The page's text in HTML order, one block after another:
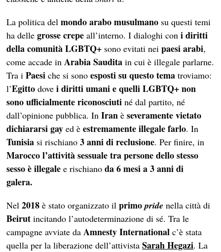
La politica delmondo arabo musulmano su questi temi
ha dellegrosse crepe all’interno. I dialoghi coni diritti
della comunità LGBTQ+ sono evitati neipaesi arabi,
come accade inArabia Saudita in cui è illegale parlarne.
Tra iPaesi che si sonoesposti su questo tema troviamo:
l’Egitto dovei diritti umani e quelli LGBTQ+ non
sono ufficialmente riconosciuti né dal partito, né
dall’opinione pubblica. InIran èseveramente vietato
dichiararsi gay ed è estremamente illegale farlo. In
Tunisia si rischiano 3 anni di reclusione. Per finire, in
Marocco l’attività sessuale tra persone dello stesso
sesso è illegalee rischianoda 6 mesi a 3 anni di
galera.
Nel2018 è stato organizzato ilprimopride nella città di
Beirutincitando l’autodeterminazione di sé. Tra le
campagne avviate daAmnesty International c’è stata
quella per la liberazione dell’attivistaSarah Hegazi. La